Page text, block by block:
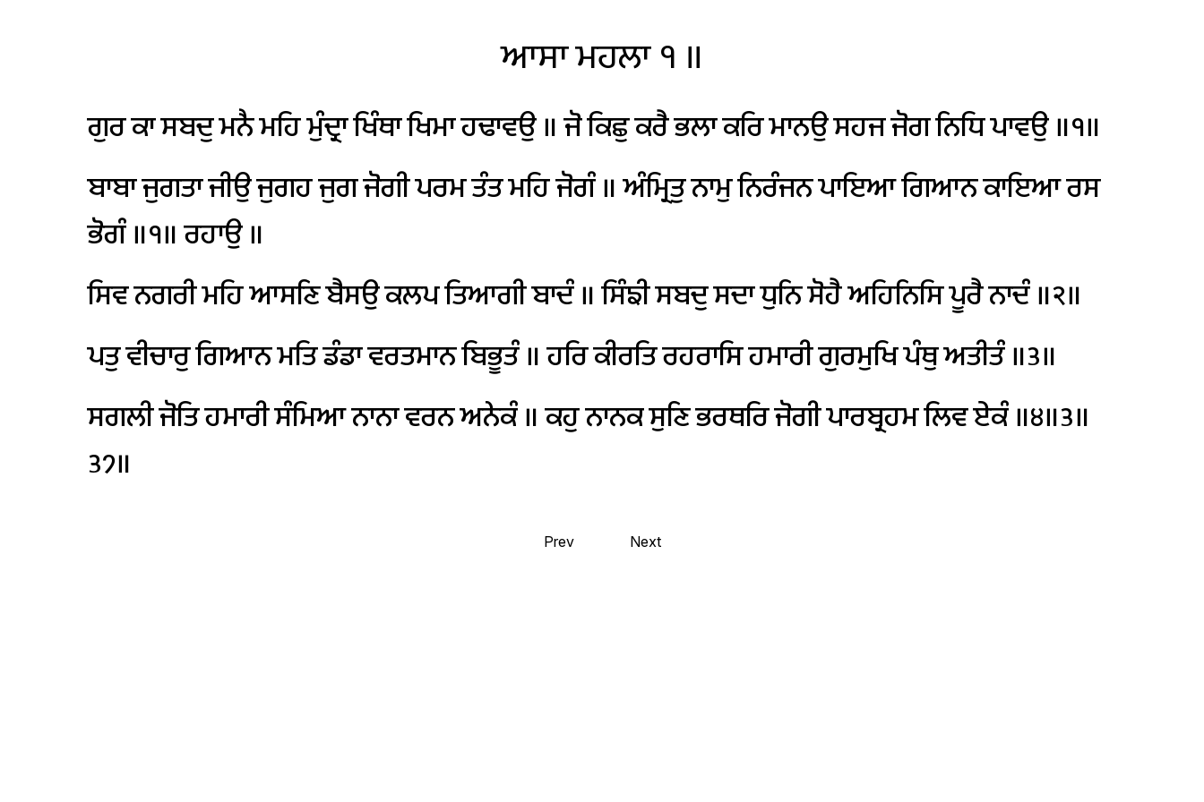
ਆਸਾਮਹਲਾ੧ ॥
ਗੁਰਕਾਸਬਦੁਮਨੈਮਹਿਮੁੰਦ੍ਰਾਖਿੰਥਾਖਿਮਾਹਢਾਵਉ॥ਜੋਕਿਛੁਕਰੈਭਲਾਕਰਿਮਾਨਉਸਹਜਜੋਗਨਿਧਿਪਾਵਉ॥੧॥
ਬਾਬਾਜੁਗਤਾਜੀਉਜੁਗਹਜੁਗਜੋਗੀਪਰਮਤੰਤਮਹਿਜੋਗੰ॥ਅੰਮ੍ਰਿਤੁਨਾਮੁਨਿਰੰਜਨਪਾਇਆਗਿਆਨਕਾਇਆਰਸ
ਭੋਗੰ॥੧॥ਰਹਾਉ॥
ਸਿਵਨਗਰੀਮਹਿਆਸਣਿਬੈਸਉਕਲਪਤਿਆਗੀਬਾਦੰ॥ਸਿੰਙੀਸਬਦੁਸਦਾਧੁਨਿਸੋਹੈਅਹਿਨਿਸਿਪੂਰੈਨਾਦੰ॥੨॥
ਪਤੁਵੀਚਾਰੁਗਿਆਨਮਤਿਡੰਡਾਵਰਤਮਾਨਬਿਭੂਤੰ॥ਹਰਿਕੀਰਤਿਰਹਰਾਸਿਹਮਾਰੀਗੁਰਮੁਖਿਪੰਥੁਅਤੀਤੰ॥੩॥
ਸਗਲੀਜੋਤਿਹਮਾਰੀਸੰਮਿਆਨਾਨਾਵਰਨਅਨੇਕੰ॥ਕਹੁਨਾਨਕਸੁਣਿਭਰਥਰਿਜੋਗੀਪਾਰਬ੍ਰਹਮਲਿਵਏਕੰ॥੪॥੩॥
੩੭॥
Prev Next